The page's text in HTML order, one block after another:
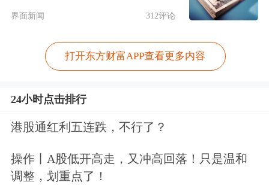
界面新闻 312评论
打开东方财富APP查看更多内容
24小时点击排行
港股通红利五连跌，不行了？
操作丨A股低开高走，又冲高回落！只是温和
调整，划重点了！